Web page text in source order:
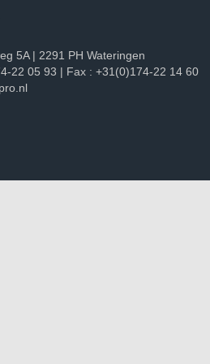
5A | 2291 PH Wateringen
22 05 93 | Fax : +31(0)174-22 14 60